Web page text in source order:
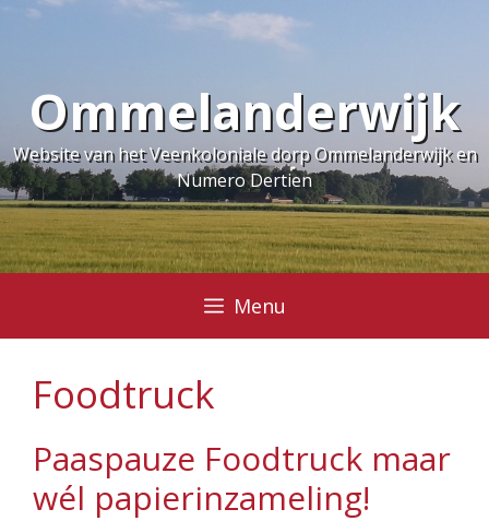
inhoudOmmelanderwijk
Website van het Veenkoloniale dorp Ommelanderwijk en
Numero Dertien
Menu
Foodtruck
Paaspauze Foodtruck maar
wél papierinzameling!